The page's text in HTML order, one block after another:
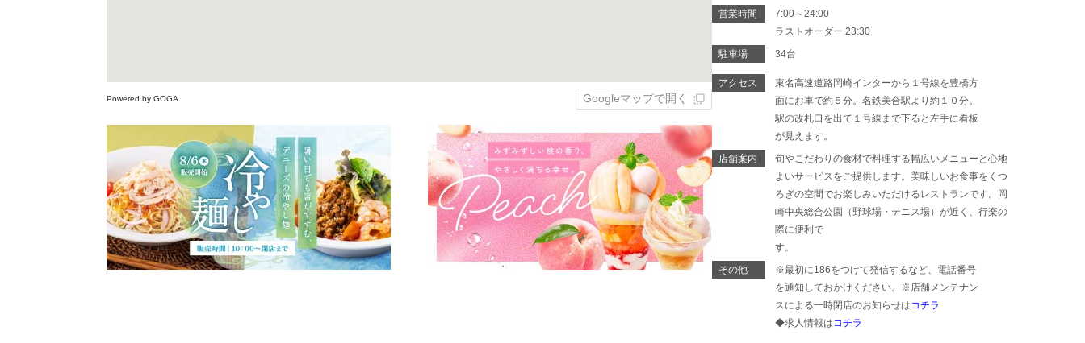
Powered by GOGA Googleマップで開く
営業時間
7:00～24:00
ラストオーダー 23:30
駐車場
34台
アクセス
東名高速道路岡崎インターから１号線を豊橋方
面にお車で約５分。名鉄美合駅より約１０分。
駅の改札口を出て１号線まで下ると左手に看板
が見えます。
店舗案内
旬やこだわりの食材で料理する幅広いメニューと心地
よいサービスをご提供します。美味しいお食事をくつ
ろぎの空間でお楽しみいただけるレストランです。岡
崎中央総合公園（野球場・テニス場）が近く、行楽の
際に便利で
す。
その他
※最初に186をつけて発信するなど、電話番号
を通知しておかけください。※店舗メンテナン
スによる一時閉店のお知らせはコチラ
◆求人情報はコチラ